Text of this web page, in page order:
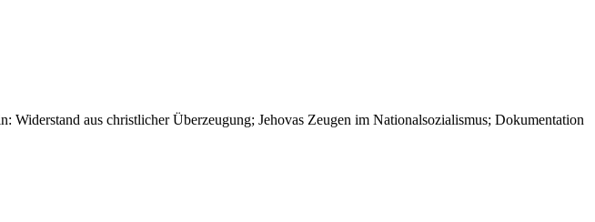
aus christlicher Überzeugung; Jehovas Zeugen im Nationalsozialismus; Dokumentation